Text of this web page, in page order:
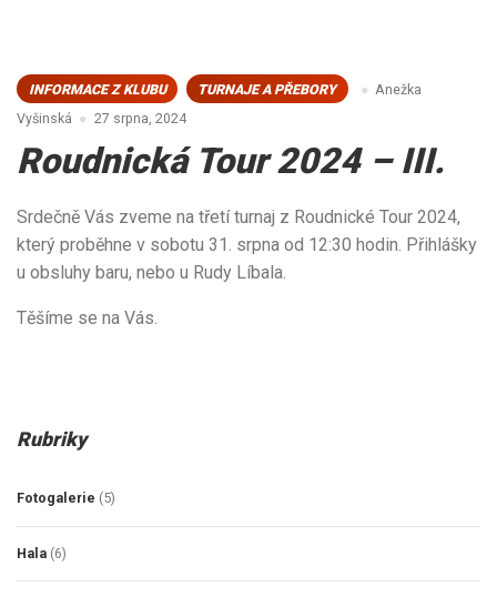
INFORMACE Z KLUBU TURNAJE A PŘEBORY
Anežka
Vyšinská
27 srpna, 2024
Roudnická Tour 2024 – III.
Srdečně Vás zveme na třetí turnaj z Roudnické Tour 2024,
který proběhne v sobotu 31. srpna od 12:30 hodin. Přihlášky
u obsluhy baru, nebo u Rudy Líbala.
Těšíme se na Vás.
Rubriky
Fotogalerie (5)
Hala (6)